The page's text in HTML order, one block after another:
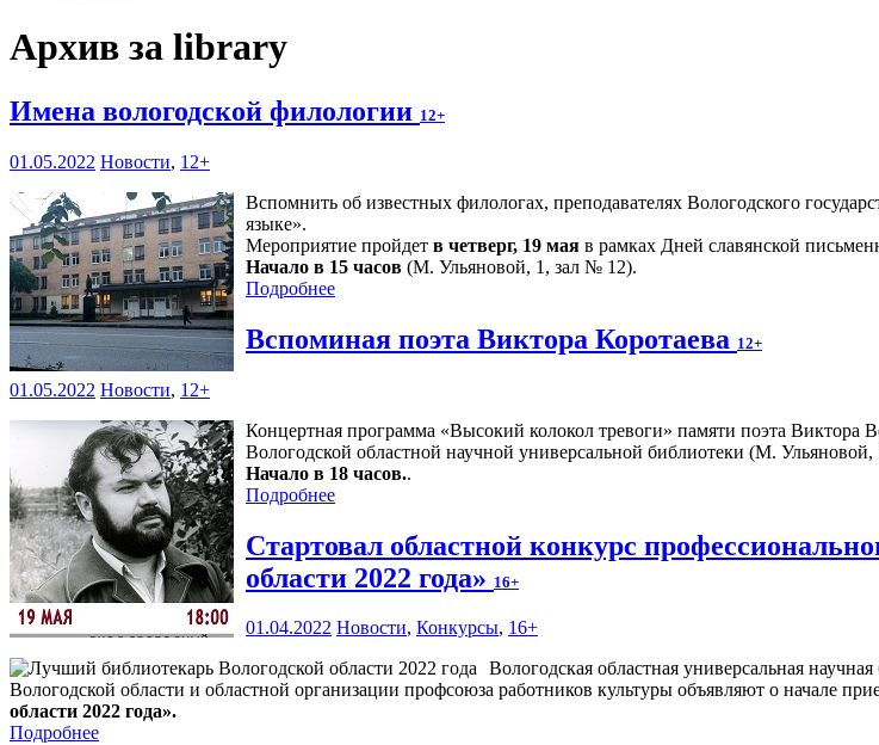
Архив за library
Имена вологодской филологии 12+
01.05.2022 Новости, 12+
Вспомнить об известных филологах, преподавателях Вологодского
языке».
Мероприятие пройдет в четверг, 19 мая в рамках Дней славянской
Начало в 15 часов (М. Ульяновой, 1, зал № 12).
Подробнее
Вспоминая поэта Виктора Коротаева 12+
01.05.2022 Новости, 12+
Концертная программа «Высокий колокол тревоги» памяти поэта Виктора
Вологодской областной научной универсальной библиотеки (М. Ульяновой,
Начало в 18 часов..
Подробнее
Стартовал областной конкурс
области 2022 года» 16+
01.04.2022 Новости, Конкурсы, 16+
Вологодская областная универсальная
Вологодской области и областной организации профсоюза работников культуры объявляют о начале
области 2022 года».
Подробнее